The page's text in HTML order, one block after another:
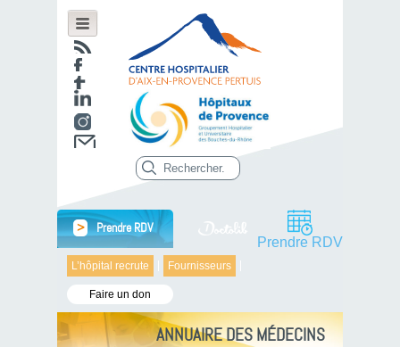
L’hôpital recrute Fournisseurs
Faire un don
> Prendre RDV
Prendre RDV
ANNUAIRE DES MÉDECINS